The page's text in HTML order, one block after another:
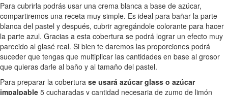
Para cubrirla podrás usar una crema blanca a base de azúcar,
compartiremos una receta muy simple. Es ideal para bañar la parte
blanca del pastel y después, cubrir agregándole colorante para hacer
la parte azul. Gracias a esta cobertura se podrá lograr un efecto muy
parecido al glasé real. Si bien te daremos las proporciones podrá
suceder que tengas que multiplicar las cantidades en base al grosor
que quieras darle al baño y al tamaño del pastel.
Para preparar la cobertura se usará azúcar glass o azúcar
impalpable 5 cucharadas y cantidad necesaria de zumo de limón